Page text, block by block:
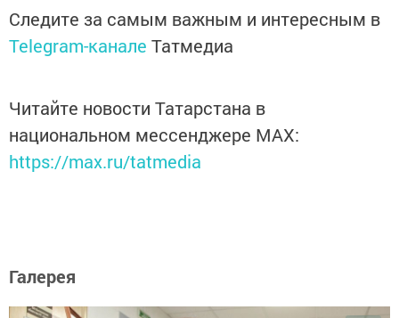
Следите за самым важным и интересным в
Telegram-канале Татмедиа
Читайте новости Татарстана в
национальном мессенджере MАХ:
https://max.ru/tatmedia
Галерея